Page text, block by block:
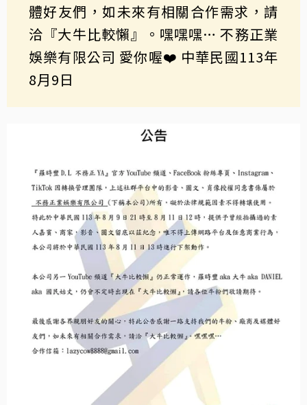
體好友們，如未來有相關合作需求，請
洽『大牛比較懶』。嘿嘿嘿… 不務正業
娛樂有限公司 愛你喔❤️ 中華民國113年
8月9日